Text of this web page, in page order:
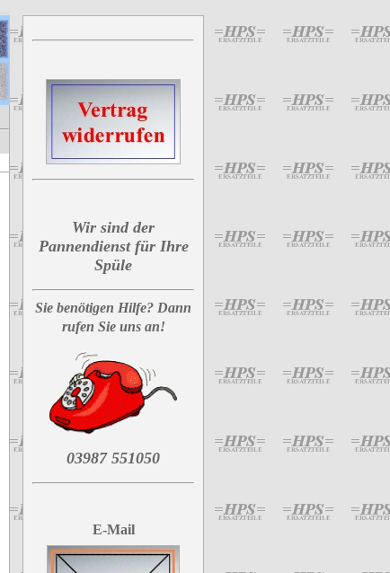
Wir sind der
Pannendienst für Ihre
Spüle
Sie benötigen Hilfe? Dann
rufen Sie uns an!
03987 551050
E-Mail